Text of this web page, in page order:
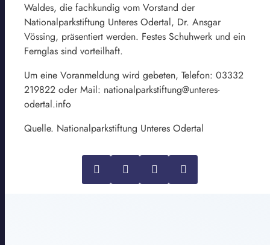
Waldes, die fachkundig vom Vorstand der
Nationalparkstiftung Unteres Odertal, Dr. Ansgar
Vössing, präsentiert werden. Festes Schuhwerk und ein
Fernglas sind vorteilhaft.
Um eine Voranmeldung wird gebeten, Telefon: 03332
219822 oder Mail: nationalparkstiftung@unteres-
odertal.info
Quelle. Nationalparkstiftung Unteres Odertal